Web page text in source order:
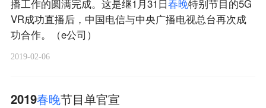
播工作的圆满完成。这是继1月31日春晚特别节目的5G
VR成功直播后，中国电信与中央广播电视总台再次成
功合作。（e公司）
2019-02-06
2019春晚节目单官宣